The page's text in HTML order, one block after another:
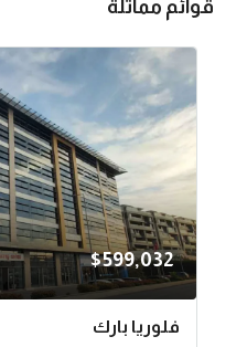
قوائم مماثلة
$599,032
فلوريا بارك